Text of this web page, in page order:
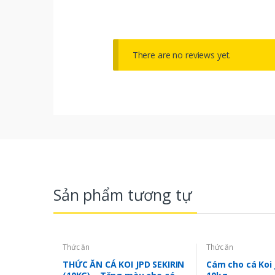
There are no reviews yet.
Sản phẩm tương tự
Thức ăn
THỨC ĂN CÁ KOI JPD SEKIRIN
Thức ăn
Cám cho cá Koi